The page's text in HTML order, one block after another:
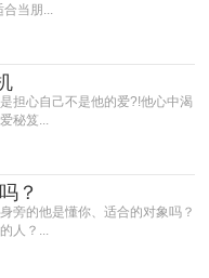
当朋...
担心自己不是他的爱?!他心中渴
秘笈...
？
旁的他是懂你、适合的对象吗？
人？...